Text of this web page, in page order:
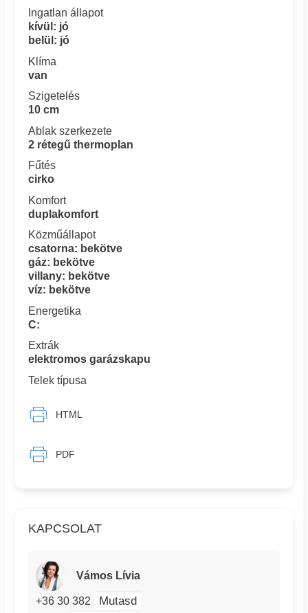
KAPCSOLAT
Vámos Lívia
+36 30 382 Mutasd
Ingatlan állapot
kívül: jó
belül: jó
Klíma
van
Szigetelés
10 cm
Ablak szerkezete
2 rétegű thermoplan
Fűtés
cirko
Komfort
duplakomfort
Közműállapot
csatorna: bekötve
gáz: bekötve
villany: bekötve
víz: bekötve
Energetika
C:
Extrák
elektromos garázskapu
Telek típusa
HTML
PDF